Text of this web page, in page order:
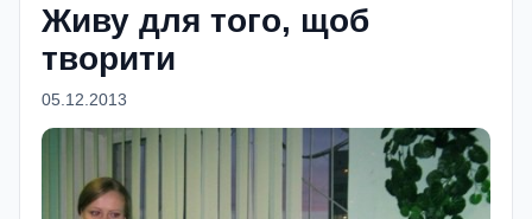
Живу для того, щоб
творити
05.12.2013